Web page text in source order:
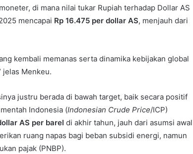
di mana nilai tukar Rupiah terhadap Dollar AS
mencapai Rp 16.475 per dollar AS, menjauh dari
kembali memanas serta dinamika kebijakan global
jelas Menkeu.
justru berada di bawah target, baik secara positif
Indonesia (Indonesian Crude Price/ICP)
AS per barel di akhir tahun, jauh dari asumsi awal
ruang napas bagi beban subsidi energi, namun
pajak (PNBP).